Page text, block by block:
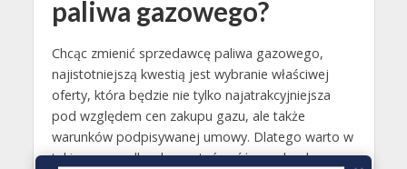
paliwa gazowego?
Chcąc zmienić sprzedawcę paliwa gazowego,
najistotniejszą kwestią jest wybranie właściwej
oferty, która będzie nie tylko najatrakcyjniejsza
pod względem cen zakupu gazu, ale także
warunków podpisywanej umowy. Dlatego warto w
takim przypadku skorzystać z różnorodnych